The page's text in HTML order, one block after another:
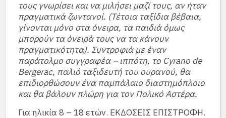
τους γνωρίσει και να μιλήσει μαζί τους, αν ήταν
πραγματικά ζωντανοί. (Τέτοια ταξίδια βέβαια,
γίνονται μόνο στα όνειρα, τα παιδιά όμως
μπορούν τα όνειρά τους να τα κάνουν
πραγματικότητα). Συντροφιά με έναν
παράτολμο συγγραφέα – ιππότη, το Cyrano de
Bergerac, παλιό ταξιδευτή του ουρανού, θα
επιδιορθώσουν ένα παμπάλαιο διαστημόπλοιο
και θα βάλουν πλώρη για τον Πολικό Αστέρα.
Για ηλικία 8 – 18 ετών. ΕΚΔΟΣΕΙΣ ΕΠΙΣΤΡΟΦΗ.